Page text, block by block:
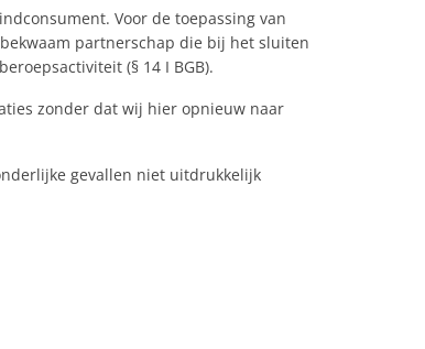
Voor de toepassing van
partnerschap die bij het sluiten
(§ 14 I BGB).
zonder dat wij hier opnieuw naar
gevallen niet uitdrukkelijk